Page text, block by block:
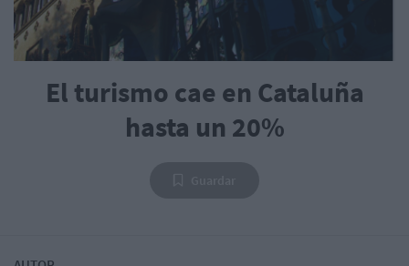
El turismo cae en Cataluña
hasta un 20%